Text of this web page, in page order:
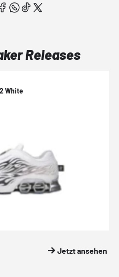
Releases
White
Jetzt ansehen